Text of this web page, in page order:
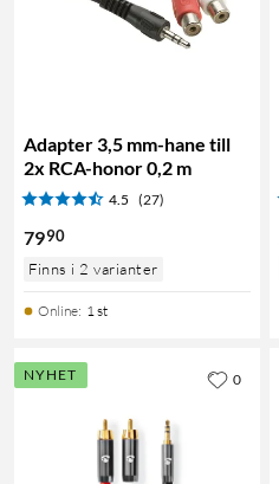
Adapter 3,5 mm-hane till
2x RCA-honor 0,2 m
4.5 (27)
7990
Finns i 2 varianter
Online: 1 st
NYHET 0